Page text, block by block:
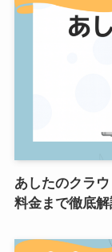
あしたのクラ
料金まで徹底